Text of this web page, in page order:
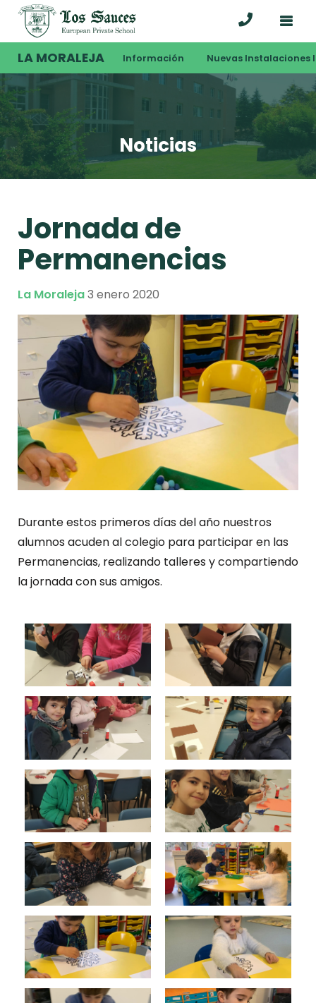
LA MORALEJA Información Nuevas Instalaciones
Noticias
Jornada de
Permanencias
La Moraleja3 enero 2020
Durante estos primeros días del año nuestros
alumnos acuden al colegio para participar en las
Permanencias, realizando talleres y compartiendo
la jornada con sus amigos.